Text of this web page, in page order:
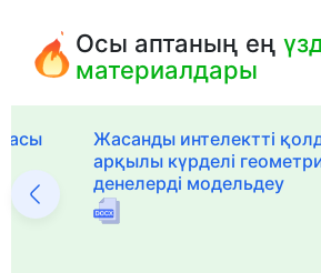
Осы аптаның ең
материалдары
Жасанды интелектті
арқылы күрделі
денелерді модельдеу